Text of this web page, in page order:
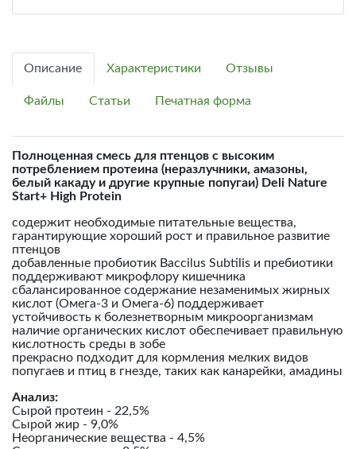
Описание Характеристики Отзывы
Файлы Статьи Печатная форма
Полноценная смесь для птенцов с высоким
потреблением протеина (неразлучники, амазоны,
белый какаду и другие крупные попугаи) Deli Nature
Start+ High Protein
содержит необходимые питательные вещества,
гарантирующие хороший рост и правильное развитие
птенцов
добавленные пробиотик Baccilus Subtilis и пребиотики
поддерживают микрофлору кишечника
сбалансированное содержание незаменимых жирных
кислот (Омега-3 и Омега-6) поддерживает
устойчивость к болезнетворным микроорганизмам
наличие органических кислот обеспечивает правильную
кислотность среды в зобе
прекрасно подходит для кормления мелких видов
попугаев и птиц в гнезде, таких как канарейки, амадины
Анализ:
Сырой протеин - 22,5%
Сырой жир - 9,0%
Неорганические вещества - 4,5%